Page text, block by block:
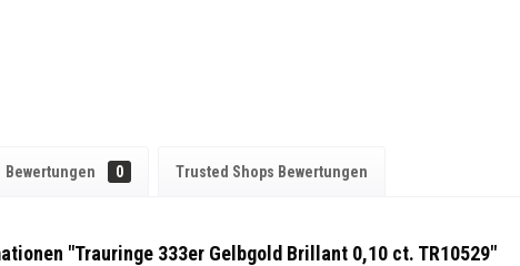
Bewertungen 0 Trusted Shops Bewertungen
"Trauringe 333er Gelbgold Brillant 0,10 ct. TR10529"